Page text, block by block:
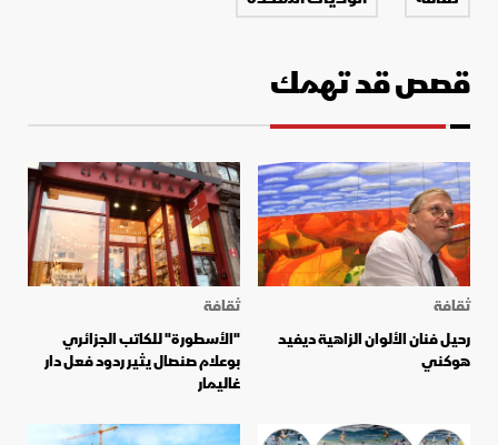
قصص قد تهمك
ثقافة
رحيل فنان الألوان الزاهية ديفيد
هوكني
ثقافة
"الأسطورة" للكاتب الجزائري
بوعلام صنصال يثير ردود فعل دار
غاليمار